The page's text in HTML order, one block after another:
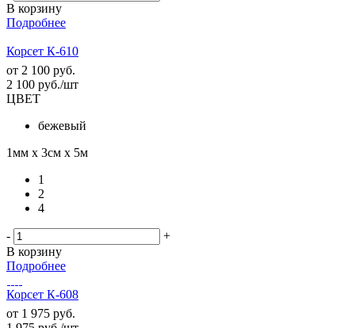
В корзину
Подробнее
Корсет К-610
от 2 100 руб.
2 100 руб./шт
ЦВЕТ
бежевый
1мм х 3см х 5м
1
2
4
-
+
В корзину
Подробнее
Корсет К-608
от 1 975 руб.